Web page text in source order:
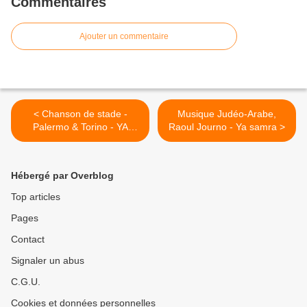
Ajouter un commentaire
< Chanson de stade -
Palermo & Torino - YA
chinoui maâna rabbi
Musique Judéo-Arabe,
Raoul Journo - Ya samra >
Hébergé par Overblog
Top articles
Pages
Contact
Signaler un abus
C.G.U.
Cookies et données personnelles